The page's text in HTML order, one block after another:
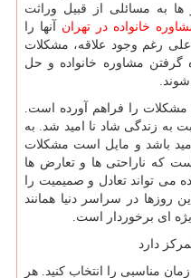
به مسائلی از قبیل وراثت
خانواده در تهران آنها را
علی رغم وجود علاقه، مشکلات
گرفتن مشاوره خانواده و حل
را فراهم آورده است.
به زندگی شاد نا امید شد. به
باشد و مایل است مشکلات
که ناراحتی ها و تعارض ها
می تواند تعادل و صمیمیت را
روزها در سراسر دنیا همانند
ای برخوردار است.
دارد
زمان مناسبی را انتخاب کنید. هر